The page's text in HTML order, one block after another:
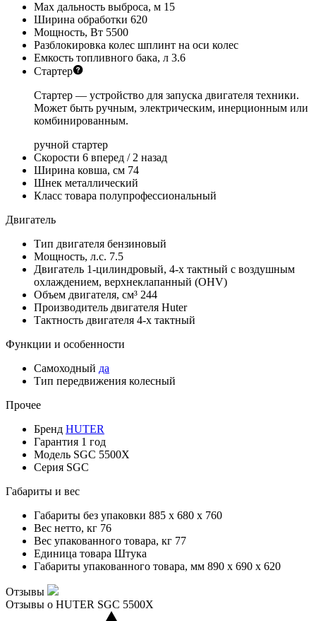
Max дальность выброса, м 15
Ширина обработки 620
Мощность, Вт 5500
Разблокировка колес шплинт на оси колес
Емкость топливного бака, л 3.6
Стартер
Стартер — устройство для запуска двигателя техники.
Может быть ручным, электрическим, инерционным или
комбинированным.
ручной стартер
Скорости 6 вперед / 2 назад
Ширина ковша, см 74
Шнек металлический
Класс товара полупрофессиональный
Двигатель
Тип двигателя бензиновый
Мощность, л.с. 7.5
Двигатель 1-цилиндровый, 4-х тактный с воздушным
охлаждением, верхнеклапанный (OHV)
Объем двигателя, см³ 244
Производитель двигателя Huter
Тактность двигателя 4-х тактный
Функции и особенности
Самоходный да
Тип передвижения колесный
Прочее
Бренд HUTER
Гарантия 1 год
Модель SGC 5500X
Серия SGC
Габариты и вес
Габариты без упаковки 885 x 680 x 760
Вес нетто, кг 76
Вес упакованного товара, кг 77
Единица товара Штука
Габариты упакованного товара, мм 890 x 690 x 620
Отзывы
Отзывы о HUTER SGC 5500X